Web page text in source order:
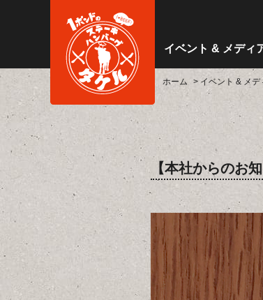
イベント & メディ
ホーム > イベント & メデ
【本社からのお